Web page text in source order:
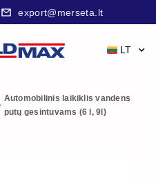
export@merseta.lt
LT
Automobilinis laikiklis vandens
putų gesintuvams (6 l, 9l)